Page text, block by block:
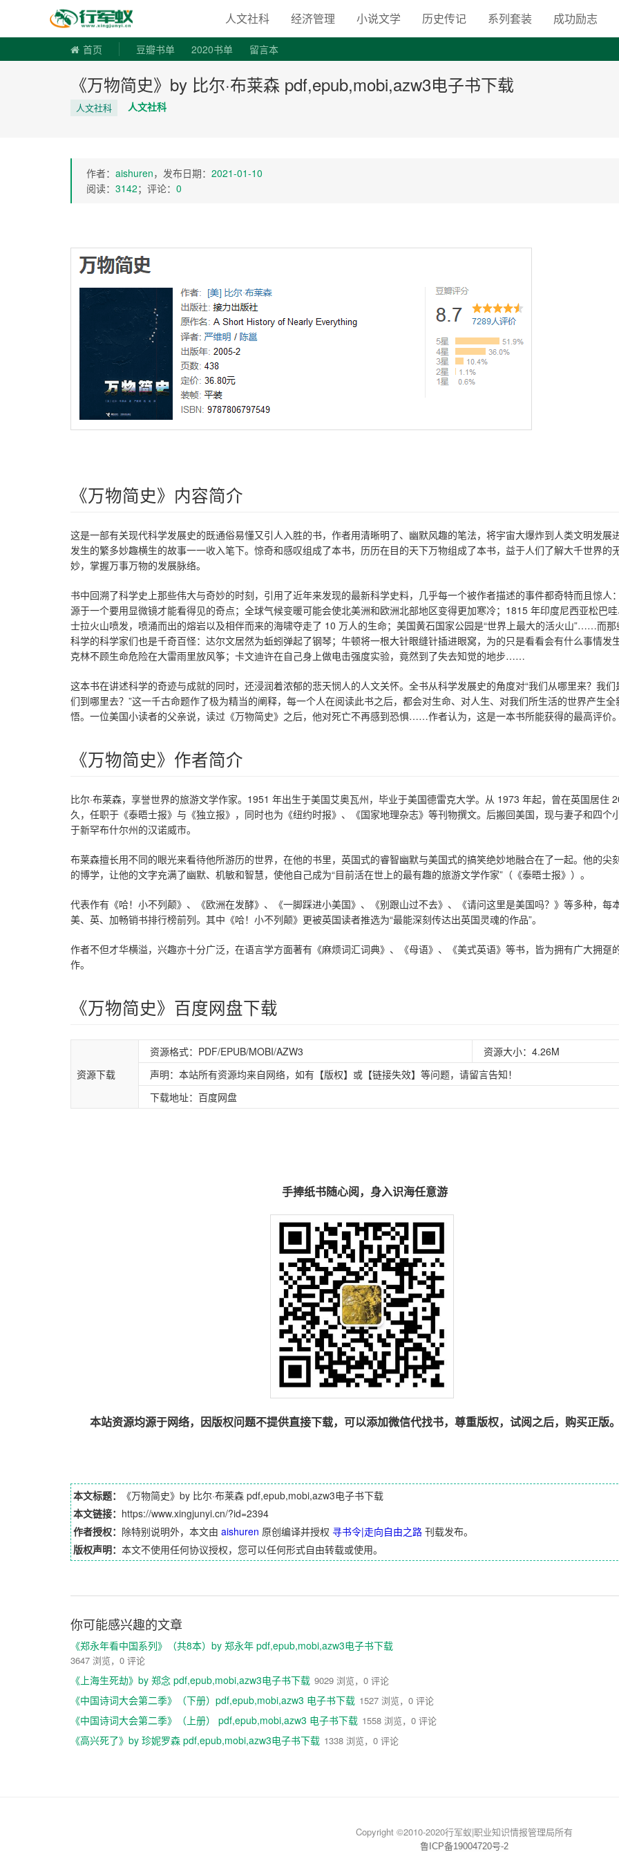
寻书令|走向自由之路
人文社科 经济管理 小说文学 历史传记 系列套装 成功励志
首页 豆瓣书单 2020书单 留言本
《万物简史》by 比尔·布莱森 pdf,epub,mobi,azw3电子书下载
人文社科 人文社科
作者： aishuren，发布日期： 2021-01-10
阅读： 3142；评论： 0
《万物简史》内容简介
这是一部有关现代科学发展史的既通俗易懂又引人入胜的书，作者用清晰明了、幽默风趣的笔法，将宇宙大爆炸到人类文明发展
发生的繁多妙趣横生的故事一一收入笔下。惊奇和感叹组成了本书，历历在目的天下万物组成了本书，益于人们了解大千世界的
妙，掌握万事万物的发展脉络。
书中回溯了科学史上那些伟大与奇妙的时刻，引用了近年来发现的最新科学史料，几乎每一个被作者描述的事件都奇特而且惊人
源于一个要用显微镜才能看得见的奇点；全球气候变暖可能会使北美洲和欧洲北部地区变得更加寒冷；1815 年印度尼西亚松巴
士拉火山喷发，喷涌而出的熔岩以及相伴而来的海啸夺走了 10 万人的生命；美国黄石国家公园是“世界上最大的活火山”……而那
科学的科学家们也是千奇百怪：达尔文居然为蚯蚓弹起了钢琴；牛顿将一根大针眼缝针插进眼窝，为的只是看看会有什么事情发
克林不顾生命危险在大雷雨里放风筝；卡文迪许在自己身上做电击强度实验，竟然到了失去知觉的地步……
这本书在讲述科学的奇迹与成就的同时，还浸润着浓郁的悲天悯人的人文关怀。全书从科学发展史的角度对“我们从哪里来？我们
们到哪里去？”这一千古命题作了极为精当的阐释，每一个人在阅读此书之后，都会对生命、对人生、对我们所生活的世界产生全
悟。一位美国小读者的父亲说，读过《万物简史》之后，他对死亡不再感到恐惧……作者认为，这是一本书所能获得的最高评价
《万物简史》作者简介
比尔·布莱森，享誉世界的旅游文学作家。1951 年出生于美国艾奥瓦州，毕业于美国德雷克大学。从 1973 年起，曾在英国居住
久，任职于《泰晤士报》与《独立报》，同时也为《纽约时报》、《国家地理杂志》等刊物撰文。后搬回美国，现与妻子和四个
于新罕布什尔州的汉诺威市。
布莱森擅长用不同的眼光来看待他所游历的世界，在他的书里，英国式的睿智幽默与美国式的搞笑绝妙地融合在了一起。他的尖
的博学，让他的文字充满了幽默、机敏和智慧，使他自己成为“目前活在世上的最有趣的旅游文学作家”（《泰晤士报》）。
代表作有《哈！小不列颠》、《欧洲在发酵》、《一脚踩进小美国》、《别跟山过不去》、《请问这里是美国吗？》等多种，每
美、英、加畅销书排行榜前列。其中《哈！小不列颠》更被英国读者推选为“最能深刻传达出英国灵魂的作品”。
作者不但才华横溢，兴趣亦十分广泛，在语言学方面著有《麻烦词汇词典》、《母语》、《美式英语》等书，皆为拥有广大拥趸
作。
《万物简史》百度网盘下载
资源下载
资源格式：PDF/EPUB/MOBI/AZW3
资源大小：4.26M
声明：本站所有资源均来自网络，如有【版权】或【链接失效】等问题，请留言告知！
下载地址：百度网盘
手捧纸书随心阅，身入识海任意游
本站资源均源于网络，因版权问题不提供直接下载，可以添加微信代找书，尊重版权，试阅之后，购买正版
本文标题：
《万物简史》by 比尔·布莱森 pdf,epub,mobi,azw3电子书下载
本文链接： https://www.xingjunyi.cn/?id=2394
作者授权： 除特别说明外，本文由 aishuren 原创编译并授权 寻书令|走向自由之路 刊载发布。
版权声明： 本文不使用任何协议授权，您可以任何形式自由转载或使用。
你可能感兴趣的文章
《郑永年看中国系列》（共8本）by 郑永年 pdf,epub,mobi,azw3电子书下载
3647 浏览，0 评论
《上海生死劫》by 郑念 pdf,epub,mobi,azw3电子书下载 9029 浏览，0 评论
《中国诗词大会第二季》（下册）pdf,epub,mobi,azw3 电子书下载 1527 浏览，0 评论
《中国诗词大会第二季》（上册） pdf,epub,mobi,azw3 电子书下载 1558 浏览，0 评论
《高兴死了》by 珍妮罗森 pdf,epub,mobi,azw3电子书下载 1338 浏览，0 评论
Copyright ©2010-2020行军蚁|职业知识情报管理局所有
鲁ICP备19004720号-2